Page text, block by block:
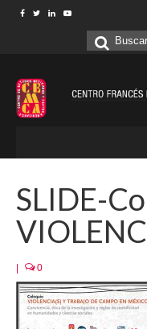
Buscar
SLIDE-
0